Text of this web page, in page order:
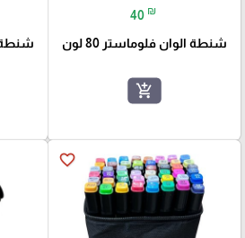
40 ₪
شنطة الوان فلوماستر 80 لون
add_shopping_cart
شنطة
favorite_border